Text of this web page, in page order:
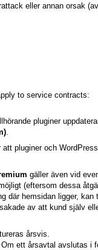
eller annan orsak
to service contracts:
pluginer
pluginer och
gäller även vid
(eftersom dessa
där hemsidan ligger,
av att kund själv
årsvis.
ett årsavtal avslutas i